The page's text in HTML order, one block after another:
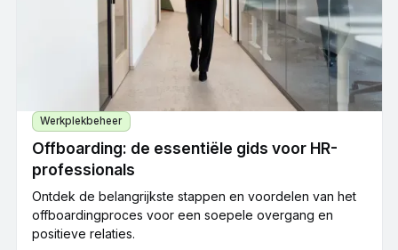
Werkplekbeheer
Offboarding: de essentiële gids voor HR-
professionals
Ontdek de belangrijkste stappen en voordelen van het
offboardingproces voor een soepele overgang en
positieve relaties.